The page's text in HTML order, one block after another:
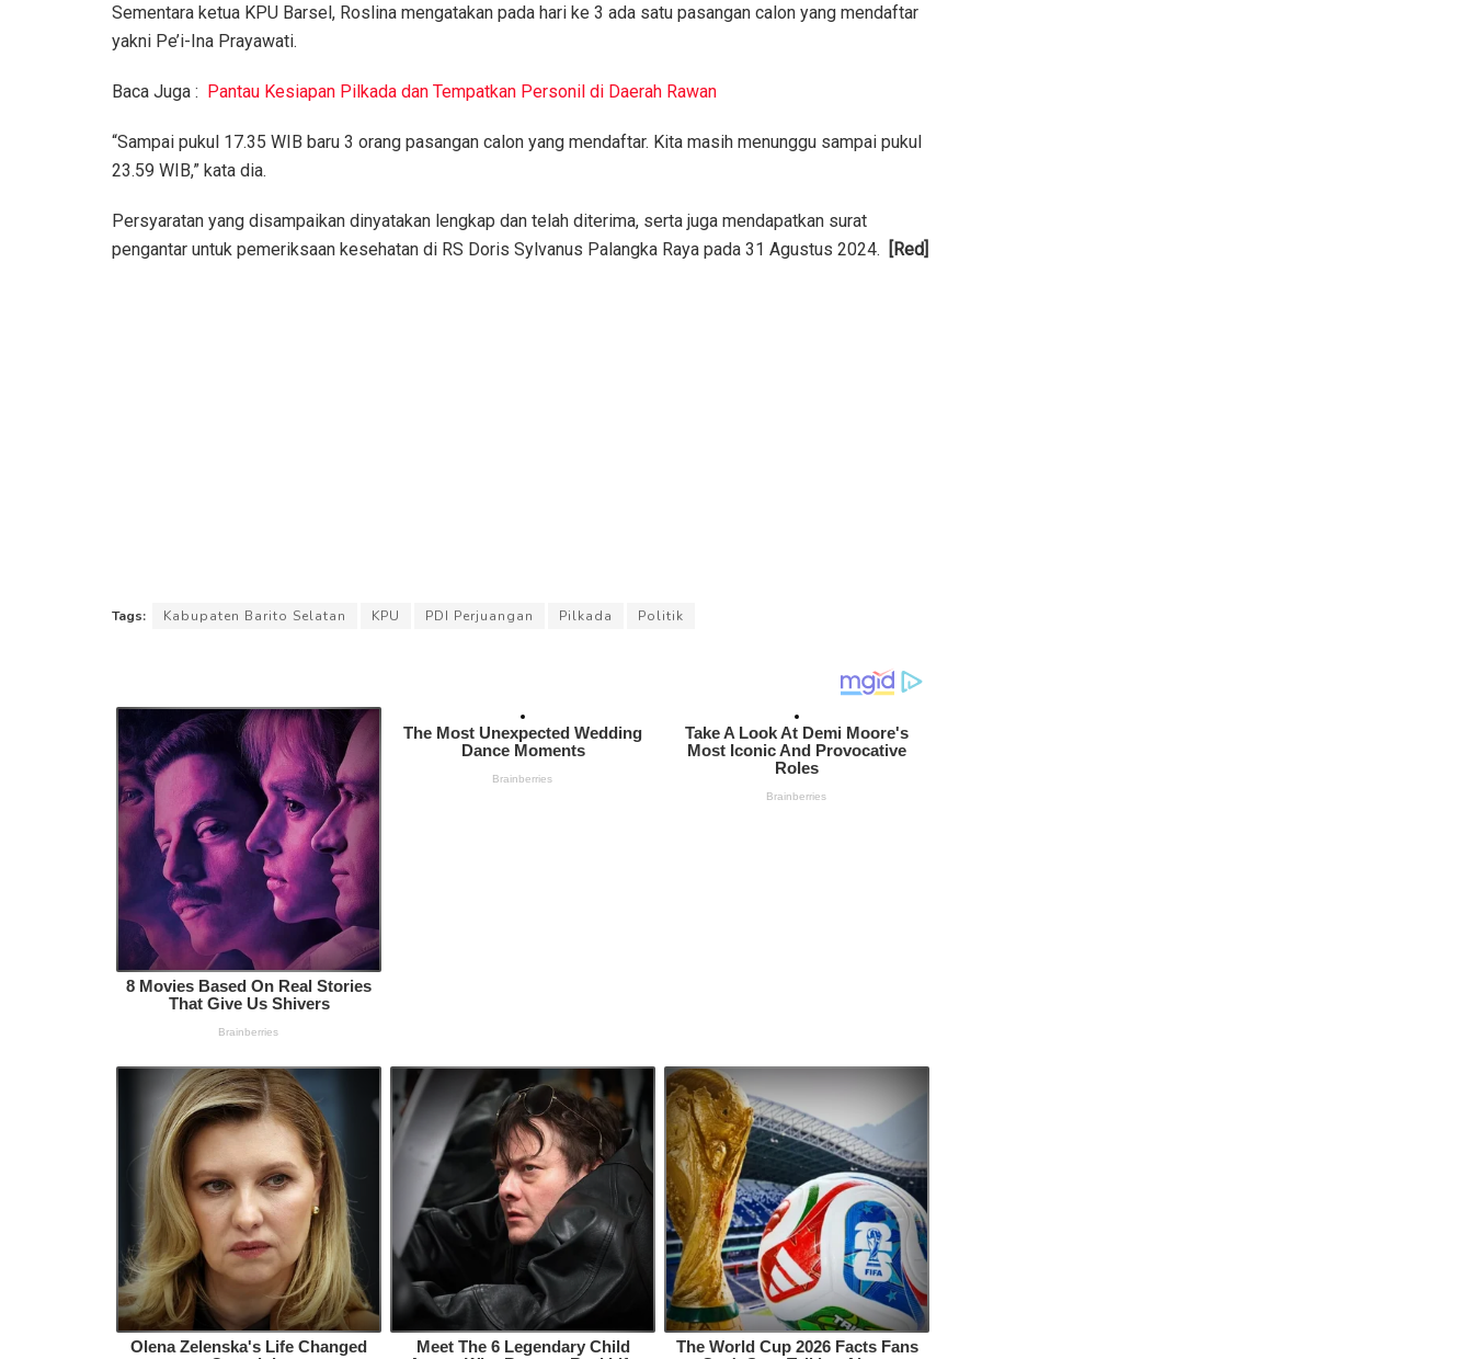
Sementara ketua KPU Barsel, Roslina mengatakan pada hari ke 3 ada satu pasangan calon yang mendaftar
yakni Pe’i-Ina Prayawati.
Baca Juga : Pantau Kesiapan Pilkada dan Tempatkan Personil di Daerah Rawan
“Sampai pukul 17.35 WIB baru 3 orang pasangan calon yang mendaftar. Kita masih menunggu sampai pukul
23.59 WIB,” kata dia.
Persyaratan yang disampaikan dinyatakan lengkap dan telah diterima, serta juga mendapatkan surat
pengantar untuk pemeriksaan kesehatan di RS Doris Sylvanus Palangka Raya pada 31 Agustus 2024.
[Red]
Tags: Kabupaten Barito Selatan KPU PDI Perjuangan Pilkada Politik